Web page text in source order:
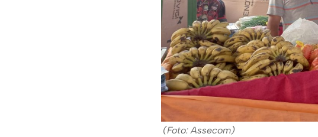
(Foto: Assecom)